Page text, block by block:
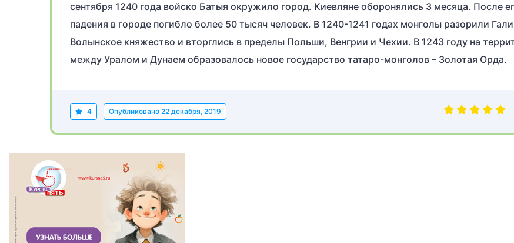
сентября 1240 года войско Батыя окружило город. Киевляне оборонялись 3 месяца. После
падения в городе погибло более 50 тысяч человек. В 1240-1241 годах монголы разорили
Волынское княжество и вторглись в пределы Польши, Венгрии и Чехии. В 1243 году на
между Уралом и Дунаем образовалось новое государство татаро-монголов – Золотая Орда.
4 Опубликовано 22 декабря, 2019